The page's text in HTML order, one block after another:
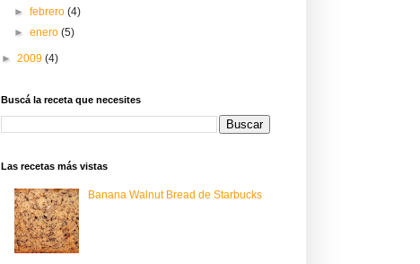
►febrero(4)
►enero(5)
► 2009 (4)
Buscá la receta que necesites
Las recetas más vistas
Banana Walnut Bread de Starbucks